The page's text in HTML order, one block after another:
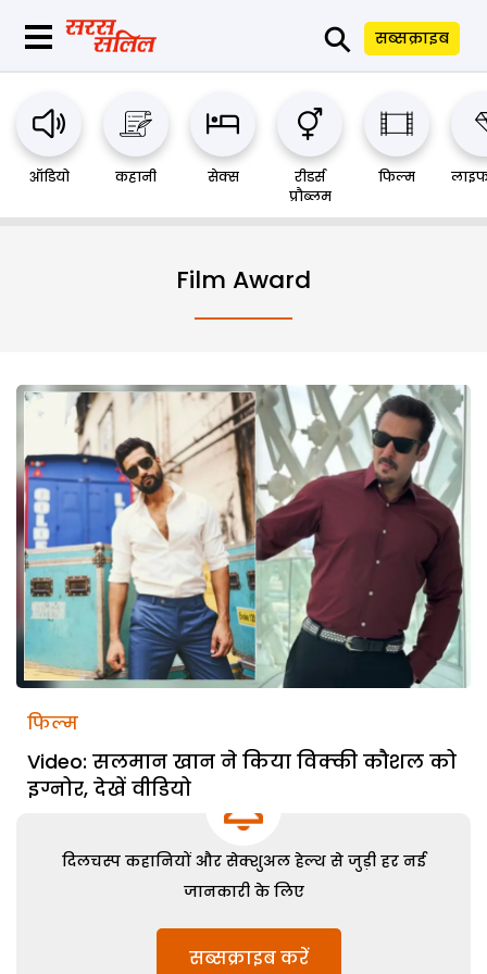
⚲ सब्सक्राइब
ऑडियो कहानी सेक्स
रीडर्स
प्रौब्लम
फिल्म
Film Award
फिल्म
Video: सलमान खान ने किया विक्की कौशल को
इग्नोर, देखें वीडियो
दिलचस्प कहानियों और सेक्शुअल हेल्थ से जुड़ी हर नई
जानकारी के लिए
सब्सक्राइब करें